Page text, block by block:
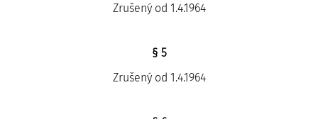
Zrušený od 1.4.1964
§ 5
Zrušený od 1.4.1964